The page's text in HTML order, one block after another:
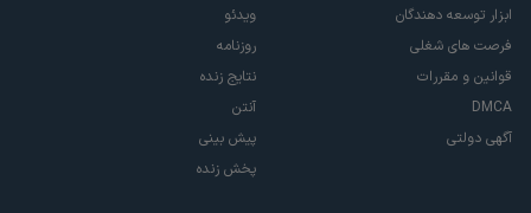
ابزار توسعه دهندگان
فرصت های شغلی
قوانین و مقررات
DMCA
آگهی دولتی
ویدئو
روزنامه
نتایج زنده
آنتن
پیش بینی
پخش زنده